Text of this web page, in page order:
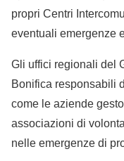
propri Centri
eventuali emergenze
Gli uffici regionali del
Bonifica responsabili
come le aziende
associazioni di
nelle emergenze di